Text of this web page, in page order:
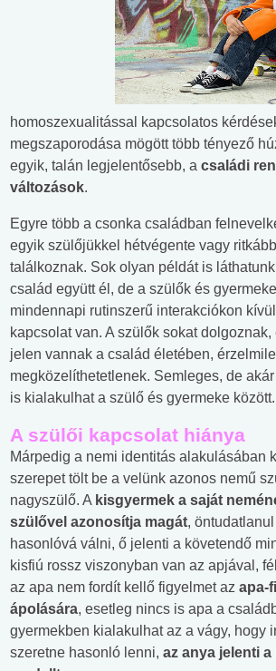
homoszexualitással kapcsolatos
megszaporodása mögött több tényező
egyik, talán legjelentősebb, a családi
változások.
Egyre több a csonka családban
egyik szülőjükkel hétvégente vagy
találkoznak. Sok olyan példát is
család együtt él, de a szülők és
mindennapi rutinszerű interakciókon
kapcsolat van. A szülők sokat
jelen vannak a család életében,
megközelíthetetlenek. Semleges, de
is kialakulhat a szülő és gyermeke között.
A szülői kapcsolat hiánya
Márpedig a nemi identitás alakulásában
szerepet tölt be a velünk azonos nemű
nagyszülő. A kisgyermek a saját
szülővel azonosítja magát,
hasonlóvá válni, ő jelenti a követendő
kisfiú rossz viszonyban van az apjával,
az apa nem fordít kellő figyelmet az apa-
ápolására, esetleg nincs is apa a
gyermekben kialakulhat az a vágy, hogy
szeretne hasonló lenni, az anya jelenti